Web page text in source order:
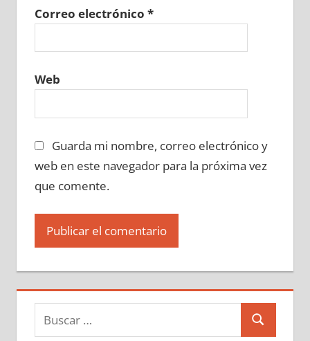
Correo electrónico *
Web
Guarda mi nombre, correo electrónico y
web en este navegador para la próxima vez
que comente.
Buscar